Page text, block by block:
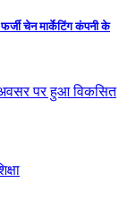
चेन मार्केटिंग कंपनी के